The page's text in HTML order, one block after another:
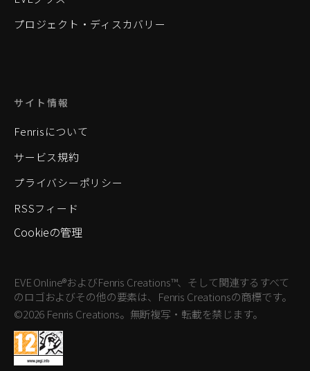
プロジェクト・ディスカバリー
サイト情報
Fenrisについて
サービス規約
プライバシーポリシー
RSSフィード
Cookieの管理
EVE Online®およびFenris Creations™、そして関連するすべて
のロゴおよびその他の要素は、Fenris Creationsの商標です。
©2026 Fenris Creations。無断複写・転載を禁じます。